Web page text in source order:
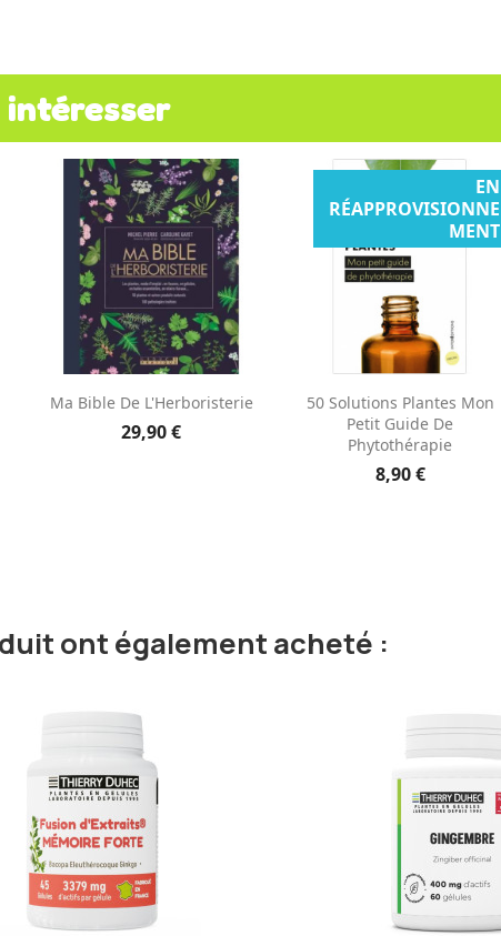
Aperçu rapide
Ma Bible De L'Herboristerie
29,90 €
Aperçu rapide
50 Solutions Plantes Mon
Petit Guide De
Phytothérapie
8,90 €
EN
RÉAPPROVISIONNE
MENT
ont également acheté :